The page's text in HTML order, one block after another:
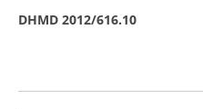
DHMD 2012/616.10